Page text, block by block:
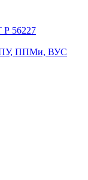
56227
ППУ, ППМи, ВУС